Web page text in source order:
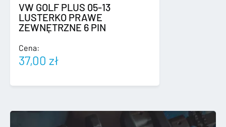
VW GOLF PLUS 05-13
LUSTERKO PRAWE
ZEWNĘTRZNE 6 PIN
Cena:
37,00 zł